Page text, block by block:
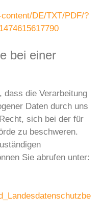
DE/TXT/PDF/?
bei einer
dass die Verarbeitung
Daten durch uns
sich bei der für
zu beschweren.
Sie abrufen unter: